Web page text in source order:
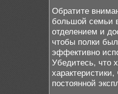
Обратите
большой семьи
отделением и
чтобы полки
эффективно
Убедитесь, что
постоянной